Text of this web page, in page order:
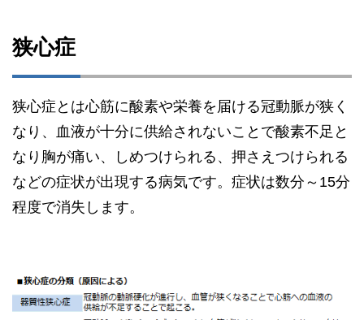
狭心症
狭心症とは心筋に酸素や栄養を届ける冠動脈が狭く
なり、血液が十分に供給されないことで酸素不足と
なり胸が痛い、しめつけられる、押さえつけられる
などの症状が出現する病気です。症状は数分～15分
程度で消失します。